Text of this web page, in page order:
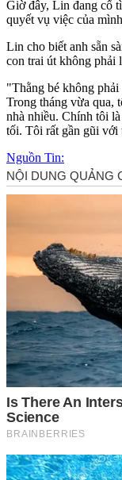
Giờ đây, Lin đang cố
quyết vụ việc của
Lin cho biết anh sẵn
con trai út không phải
"Thằng bé không
Trong tháng vừa qua,
nhà nhiều. Chính tôi
tối. Tôi rất gần gũi với
Nguồn Tin: